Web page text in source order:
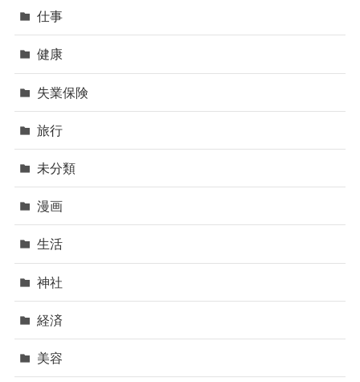
仕事
健康
失業保険
旅行
未分類
漫画
生活
神社
経済
美容